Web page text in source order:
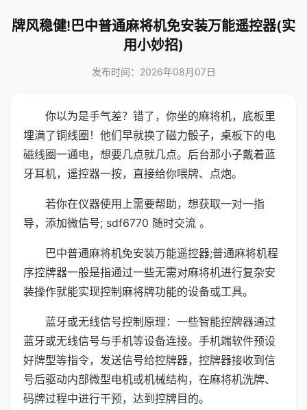
牌风稳健!巴中普通麻将机免安装万能遥控器(实
用小妙招)
发布时间：2026年08月07日
你以为是手气差？错了，你坐的麻将机，底板里
埋满了铜线圈！他们早就换了磁力骰子，桌板下的电
磁线圈一通电，想要几点就几点。后台那小子戴着蓝
牙耳机，遥控器一按，直接给你喂牌、点炮。
若你在仪器使用上需要帮助，想获取一对一指
导，添加微信号; sdf6770 随时交流 。
巴中普通麻将机免安装万能遥控器;普通麻将机程
序控牌器一般是指通过一些无需对麻将机进行复杂安
装操作就能实现控制麻将牌功能的设备或工具。
蓝牙或无线信号控制原理：一些智能控牌器通过
蓝牙或无线信号与手机等设备连接。手机端软件预设
好牌型等指令，发送信号给控牌器，控牌器接收到信
号后驱动内部微型电机或机械结构，在麻将机洗牌、
码牌过程中进行干预，达到控牌目的。